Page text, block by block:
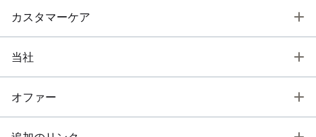
カスタマーケア
当社
オファー